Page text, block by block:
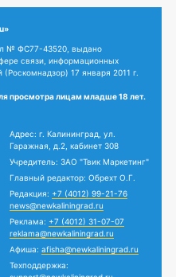
№ ФС77-43520, выдано
связи, информационных
17 января 2011 г.
просмотра лицам младше 18 лет.
Адрес: г. Калининград, ул.
Гаражная, д.2, кабинет 308
Учредитель: ЗАО "Твик Маркетинг"
Главный редактор: Обрехт О.Г.
Редакция: +7 (4012) 99-21-76
news@newkaliningrad.ru
Реклама: +7 (4012) 31-07-07
reklama@newkaliningrad.ru
Афиша: afisha@newkaliningrad.ru
Техподдержка: